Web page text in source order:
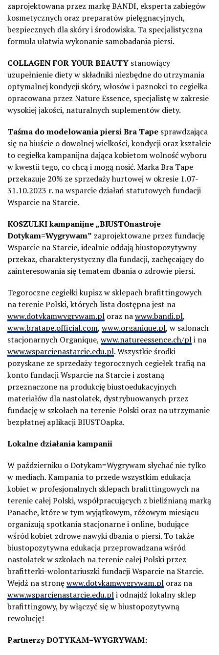
zaprojektowana przez markę BANDI, eksperta zabiegów
kosmetycznych oraz preparatów pielęgnacyjnych,
bezpiecznych dla skóry i środowiska. Ta specjalistyczna
formuła ułatwia wykonanie samobadania piersi.
COLLAGEN FOR YOUR BEAUTY stanowiący
uzupełnienie diety w składniki niezbędne do utrzymania
optymalnej kondycji skóry, włosów i paznokci to cegiełka
opracowana przez Nature Essence, specjalistę w zakresie
wysokiej jakości, naturalnych suplementów diety.
Taśma do modelowania piersi Bra Tape sprawdzająca
się na biuście o dowolnej wielkości, kondycji oraz kształcie
to cegiełka kampanijna dająca kobietom wolność wyboru
w kwestii tego, co chcą i mogą nosić. Marka Bra Tape
przekazuje 20% ze sprzedaży hurtowej w okresie 1.07-
31.10.2023 r. na wsparcie działań statutowych fundacji
Wsparcie na Starcie.
KOSZULKI kampanijne „BIUSTOnastroje
Dotykam=Wygrywam” zaprojektowane przez fundację
Wsparcie na Starcie, idealnie oddają biustopozytywny
przekaz, charakterystyczny dla fundacji, zachęcający do
zainteresowania się tematem dbania o zdrowie piersi.
Tegoroczne cegiełki kupisz w sklepach brafittingowych
na terenie Polski, których lista dostępna jest na
www.dotykamwygrywam.pl oraz nawww.bandi.pl,
www.bratape.official.com, www.organique.pl, w salonach
stacjonarnych Organique, www.natureessence.ch/pli na
www.wsparcienastarcie.edu.pl. Wszystkie środki
pozyskane ze sprzedaży tegorocznych cegiełek trafią na
konto fundacji Wsparcie na Starcie i zostaną
przeznaczone na produkcję biustoedukacyjnych
materiałów dla nastolatek, dystrybuowanych przez
fundację w szkołach na terenie Polski oraz na utrzymanie
bezpłatnej aplikacji BIUSTOapka.
Lokalne działaniakampanii
W październiku o Dotykam=Wygrywam słychać nie tylko
w mediach. Kampania to przede wszystkim edukacja
kobiet w profesjonalnych sklepach brafittingowych na
terenie całej Polski, współpracujących z bieliźnianą marką
Panache, które w tym wyjątkowym, różowym miesiącu
organizują spotkania stacjonarne i online, budujące
wśród kobiet zdrowe nawyki dbania o piersi. To także
biustopozytywna edukacja przeprowadzana wśród
nastolatek w szkołach na terenie całej Polski przez
brafitterki-wolontariuszki fundacji Wsparcie na Starcie.
Wejdź na stronęwww.dotykamwygrywam.pl oraz na
www.wsparcienastarcie.edu.pli odnajdź lokalny sklep
brafittingowy, by włączyć się w biustopozytywną
rewolucję!
PartnerzyDOTYKAM=WYGRYWAM: